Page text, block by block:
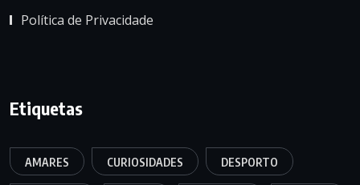
Política de Privacidade
Etiquetas
AMARES CURIOSIDADES DESPORTO